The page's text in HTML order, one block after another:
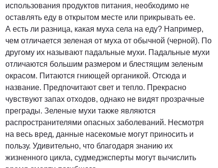
использования продуктов питания, необходимо не
оставлять еду в открытом месте или прикрывать ее.
А есть ли разница, какая муха села на еду? Например,
чем отличается зеленая от муха от обычной (черной). По
другому их называют падальные мухи. Падальные мухи
отличаются большим размером и блестящим зеленым
окрасом. Питаются гниющей органикой. Отсюда и
название. Предпочитают свет и тепло. Прекрасно
чувствуют запах отходов, однако не видят прозрачные
преграды. Зеленые мухи также являются
распространителями опасных заболеваний. Несмотря
на весь вред, данные насекомые могут приносить и
пользу. Удивительно, что благодаря знанию их
жизненного цикла, судмедэксперты могут вычислить